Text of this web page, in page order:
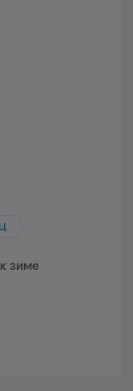
зиме